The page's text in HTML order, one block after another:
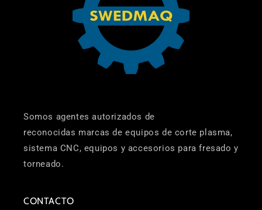
Somos agentes autorizados de
reconocidas marcas de equipos de corte plasma,
sistema CNC, equipos y accesorios para fresado y
torneado.
CONTACTO